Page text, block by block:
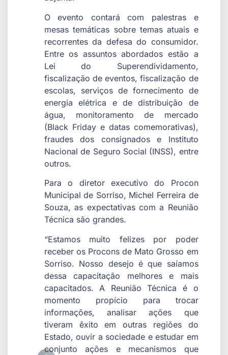
O evento contará com palestras e
mesas temáticas sobre temas atuais e
recorrentes da defesa do consumidor.
Entre os assuntos abordados estão a
Lei do Superendividamento,
fiscalização de eventos, fiscalização de
escolas, serviços de fornecimento de
energia elétrica e de distribuição de
água, monitoramento de mercado
(Black Friday e datas comemorativas),
fraudes dos consignados e Instituto
Nacional de Seguro Social (INSS), entre
outros.
Para o diretor executivo do Procon
Municipal de Sorriso, Michel Ferreira de
Souza, as expectativas com a Reunião
Técnica são grandes.
“Estamos muito felizes por poder
receber os Procons de Mato Grosso em
Sorriso. Nosso desejo é que saíamos
dessa capacitação melhores e mais
capacitados. A Reunião Técnica é o
momento propício para trocar
informações, analisar ações que
tiveram êxito em outras regiões do
Estado, ouvir a sociedade e estudar em
conjunto ações e mecanismos que